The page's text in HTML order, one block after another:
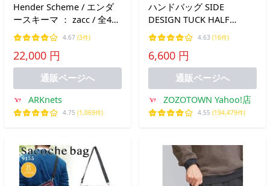
Hender Scheme / エンダ
ースキーマ ： zacc / 全4色
： ol-rb-zac
4.67 (3件)
22,000 円
通販ページへ
ARKnets
4.75 (1,069件)
ハンドバッグ SIDE
DESIGN TUCK HALF
MOON BAG/サイドデザイ
ンタックハーフムーンバッ
グ
4.63 (16件)
6,600 円
通販ページへ
ZOZOTOWN Yahoo!店
4.55 (194,479件)